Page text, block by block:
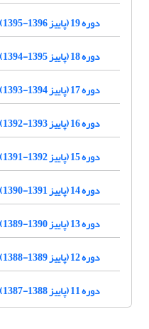
دوره 19 (پاییز 1396-1395)
دوره 18 (پاییز 1395-1394)
دوره 17 (پاییز 1394-1393)
دوره 16 (پاییز 1393-1392)
دوره 15 (پاییز 1392-1391)
دوره 14 (پاییز 1391-1390)
دوره 13 (پاییز 1390-1389)
دوره 12 (پاییز 1389-1388)
دوره 11 (پاییز 1388-1387)